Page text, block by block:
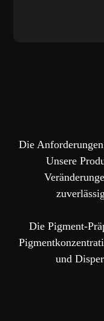
Die
Unsere
Die Pigment-
und